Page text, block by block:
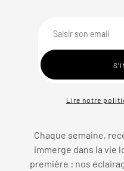
Lire notre
Chaque semaine,
immerge dans la vie
première : nos